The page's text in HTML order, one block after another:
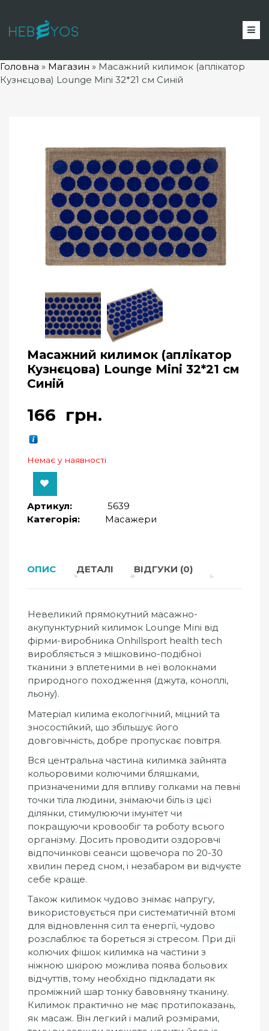
Головна » Магазин » Масажний килимок (аплікатор
Кузнєцова) Lounge Mini 32*21 см Синій
Масажний килимок (аплікатор
Кузнєцова) Lounge Mini 32*21 см
Синій
166 грн.
Немає у наявності
Артикул:
5639
Категорія:
Масажери
ОПИС ДЕТАЛІ ВІДГУКИ (0)
Невеликий прямокутний масажно-
акупунктурний килимок Lounge Mini від
фірми-виробника Onhillsport health tech
виробляється з мішковино-подібної
тканини з вплетеними в неї волокнами
природного походження (джута, коноплі,
льону).
Матеріал килима екологічний, міцний та
зносостійкий, що збільшує його
довговічність, добре пропускає повітря.
Вся центральна частина килимка зайнята
кольоровими колючими бляшками,
призначеними для впливу голками на певні
точки тіла людини, знімаючи біль із цієї
ділянки, стимулюючи імунітет чи
покращуючи кровообіг та роботу всього
організму. Досить проводити оздоровчі
відпочинкові сеанси щовечора по 20-30
хвилин перед сном, і незабаром ви відчуєте
себе краще.
Також килимок чудово знімає напругу,
використовується при систематичній втомі
для відновлення сил та енергії, чудово
розслаблює та бореться зі стресом. При дії
колючих фішок килимка на частини з
ніжною шкірою можлива поява больових
відчуттів, тому необхідно підкладати як
проміжний шар тонку бавовняну тканину.
Килимок практично не має протипоказань,
як масаж. Він легкий і малий розмірами,